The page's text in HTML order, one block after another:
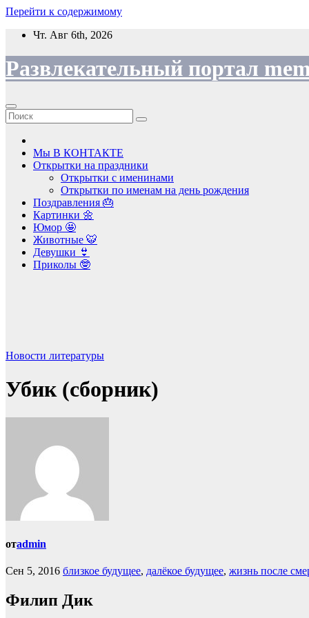
Перейти к содержимому
Чт. Авг 6th, 2026
Развлекательный портал
Мы В КОНТАКТЕ
Открытки на праздники
Открытки с именинами
Открытки по именам на день рождения
Поздравления 🎂
Картинки 🌼
Юмор 🤩
Животные 🐯
Девушки 👙
Приколы 🤓
Новости литературы
Убик (сборник)
отadmin
Сен 5, 2016 близкое будущее, далёкое будущее, жизнь после
Филип Дик